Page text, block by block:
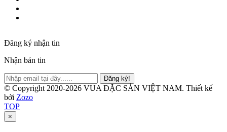
Đăng ký nhận tin
Nhận bản tin
Đăng ký!
© Copyright 2020-2026 VUA ĐẶC SẢN VIỆT NAM. Thiết kế
bởi Zozo
TOP
×